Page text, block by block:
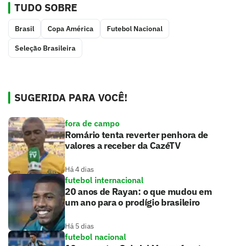
TUDO SOBRE
Brasil Copa América Futebol Nacional
Seleção Brasileira
SUGERIDA PARA VOCÊ!
fora de campo
Romário tenta reverter penhora de
valores a receber da CazéTV
Há 4 dias
futebol internacional
20 anos de Rayan: o que mudou em
um ano para o prodígio brasileiro
Há 5 dias
futebol nacional